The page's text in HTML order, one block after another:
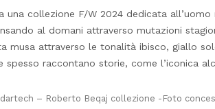
una collezione F/W 2024 dedicata
al domani attraverso mutazioni
musa attraverso le tonalità ibisco, giallo
spesso raccontano storie, come l’iconica
– Roberto Beqaj collezione -Foto